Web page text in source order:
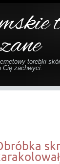
torebki
Cię zachwyci.